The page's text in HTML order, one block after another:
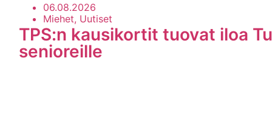
06.08.2026
Miehet, Uutiset
TPS:n kausikortit tuovat iloa
senioreille